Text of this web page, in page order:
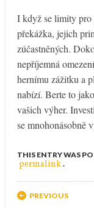
I když se limity pro
překážka, jejich
zúčastněných.
nepříjemná
hernímu zážitku a
nabízí. Berte to
vašich výher.
se mnohonásobně
THIS ENTRY WAS
permalink .
Post
PREVIOUS